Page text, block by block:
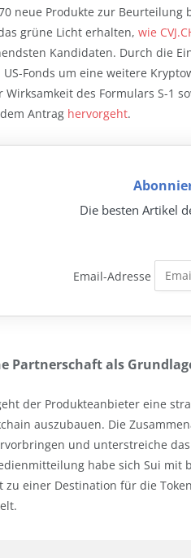
neue Produkte zur
grüne Licht erhalten, wie
Kandidaten. Durch die
Fonds um eine weitere
Wirksamkeit des Formulars S-1
Antrag hervorgeht.
Die besten Artikel
Email-Adresse
Partnerschaft als
der Produkteanbieter eine
auszubauen. Die
und unterstreiche
habe sich Sui mit
zu einer Destination für die